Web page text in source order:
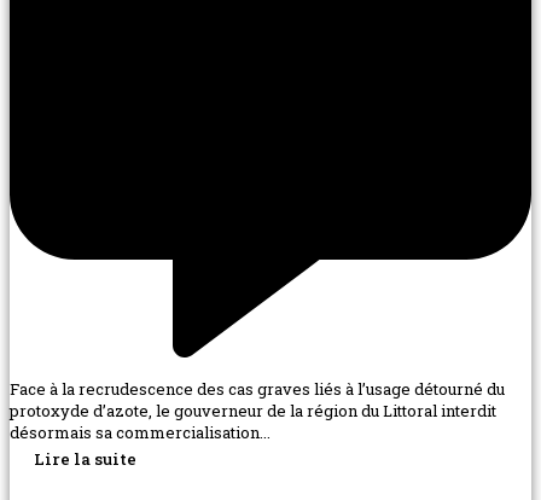
Face à la recrudescence des cas graves liés à l’usage détourné du
protoxyde d’azote, le gouverneur de la région du Littoral interdit
désormais sa commercialisation...
Lire la suite